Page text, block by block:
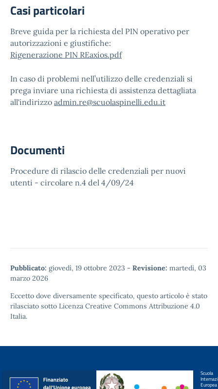
Casi particolari
Breve guida per la richiesta del PIN operativo per
autorizzazioni e giustifiche:
Rigenerazione PIN REaxios.pdf
In caso di problemi nell’utilizzo delle credenziali si
prega inviare una richiesta di assistenza dettagliata
all'indirizzo admin.re@scuolaspinelli.edu.it
Documenti
Procedure di rilascio delle credenziali per nuovi
utenti - circolare n.4 del 4/09/24
Pubblicato: giovedì, 19 ottobre 2023 - Revisione: martedì, 03
marzo 2026
Eccetto dove diversamente specificato, questo articolo è stato
rilasciato sotto Licenza Creative Commons Attribuzione 4.0
Italia.
Scuola
Europea